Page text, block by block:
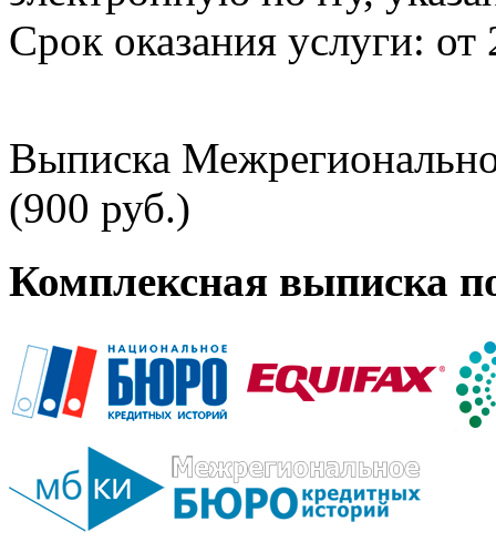
Срок оказания услуги: от
Выписка
(900 руб.)
Комплексная выписка